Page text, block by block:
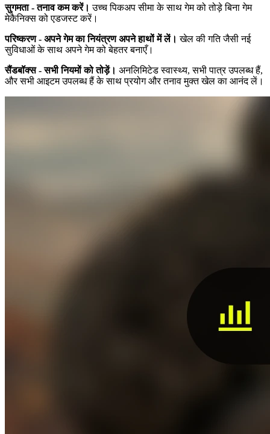
सुगमता - तनाव कम करें। उच्च पिकअप सीमा के साथ गेम को तोड़े बिना गेम
मेकैनिक्स को एडजस्ट करें।
परिष्करण - अपने गेम का नियंत्रण अपने हाथों में लें। खेल की गति जैसी नई
सुविधाओं के साथ अपने गेम को बेहतर बनाएँ।
सैंडबॉक्स - सभी नियमों को तोड़ें। अनलिमिटेड स्वास्थ्य, सभी पात्र उपलब्ध हैं,
और सभी आइटम उपलब्ध हैं के साथ प्रयोग और तनाव मुक्त खेल का आनंद लें।